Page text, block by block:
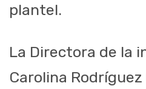
plantel.
La Directora de la
Carolina